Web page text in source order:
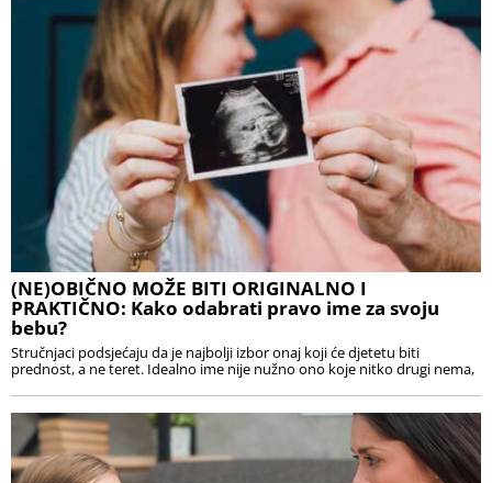
(NE)OBIČNO MOŽE BITI ORIGINALNO I
PRAKTIČNO: Kako odabrati pravo ime za svoju
bebu?
Stručnjaci podsjećaju da je najbolji izbor onaj koji će djetetu biti
prednost, a ne teret. Idealno ime nije nužno ono koje nitko drugi nema,